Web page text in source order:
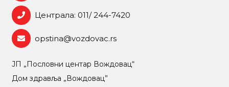
Централа: 011/ 244-7420
opstina@vozdovac.rs
ЈП „Пословни центар Вождовац“
Дом здравља „Вождовац”